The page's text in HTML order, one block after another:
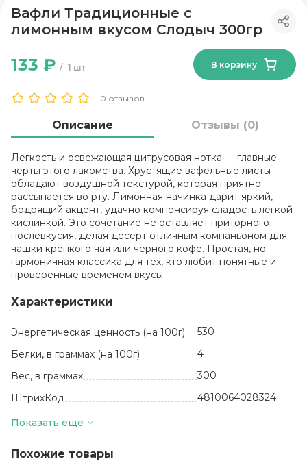
Вафли Традиционные с
лимонным вкусом Слодыч 300гр
0 отзывов
1 шт
133 ₽ В корзину
Описание Отзывы (0)
Легкость и освежающая цитрусовая нотка — главные
черты этого лакомства. Хрустящие вафельные листы
обладают воздушной текстурой, которая приятно
рассыпается во рту. Лимонная начинка дарит яркий,
бодрящий акцент, удачно компенсируя сладость легкой
кислинкой. Это сочетание не оставляет приторного
послевкусия, делая десерт отличным компаньоном для
чашки крепкого чая или черного кофе. Простая, но
гармоничная классика для тех, кто любит понятные и
проверенные временем вкусы.
Характеристики
Энергетическая ценность (на 100г)
530
Белки, в граммах (на 100г)
4
Вес, в граммах
300
ШтрихКод
4810064028324
Базовая единица
Показать еще
Похожие товары